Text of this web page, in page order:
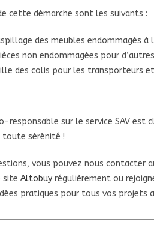
cette démarche sont les suivants :
des meubles endommagés à
non endommagées pour d’autres
des colis pour les transporteurs
responsable sur le service SAV
toute sérénité !
vous pouvez nous contacter
site Altobuy régulièrement ou
pratiques pour tous vos projets